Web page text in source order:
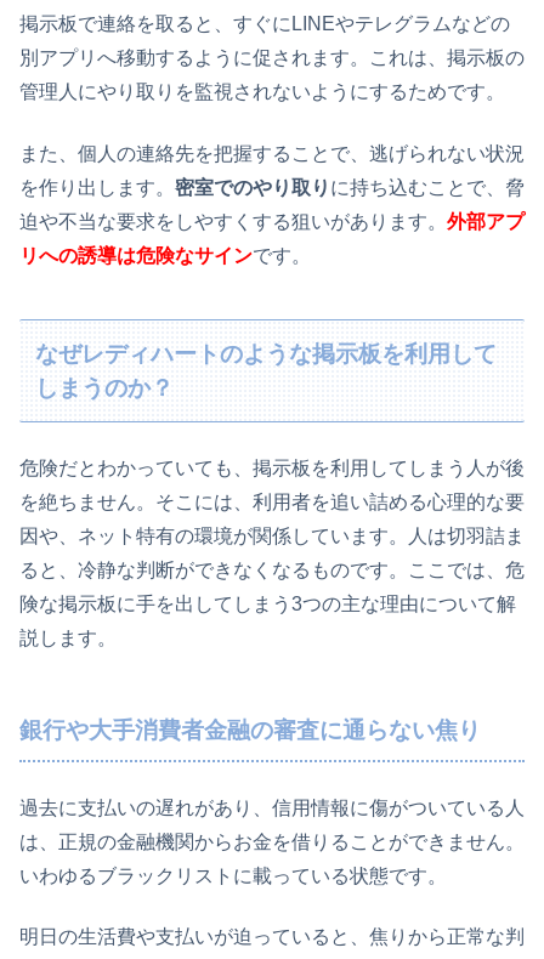
掲示板で連絡を取ると、すぐにLINEやテレグラムなどの
別アプリへ移動するように促されます。これは、掲示板の
管理人にやり取りを監視されないようにするためです。
また、個人の連絡先を把握することで、逃げられない状況
を作り出します。 密室でのやり取り に持ち込むことで、脅
迫や不当な要求をしやすくする狙いがあります。 外部アプ
リへの誘導は危険なサインです。
なぜレディハートのような掲示板を利用して
しまうのか？
危険だとわかっていても、掲示板を利用してしまう人が後
を絶ちません。そこには、利用者を追い詰める心理的な要
因や、ネット特有の環境が関係しています。人は切羽詰ま
ると、冷静な判断ができなくなるものです。ここでは、危
険な掲示板に手を出してしまう3つの主な理由について解
説します。
銀行や大手消費者金融の審査に通らない焦り
過去に支払いの遅れがあり、信用情報に傷がついている人
は、正規の金融機関からお金を借りることができません。
いわゆるブラックリストに載っている状態です。
明日の生活費や支払いが迫っていると、焦りから正常な判